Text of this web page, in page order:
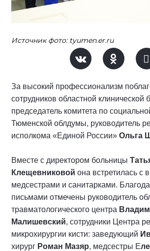
Источник фото: tyumen.er.ru
За высокий профессионализм
сотрудников областной
председатель комитета по
Тюменской облдумы, руководитель
исполкома «Единой России» Ольга
Вместе с директором больницы
Клещевниковой она встретилась с
медсестрами и санитарками.
письмами отмечены руководитель
травматологического центра
Малишевский, сотрудники Центра
микрохирургии кисти: заведующий
хирург Роман Мазяр, медсестры Е